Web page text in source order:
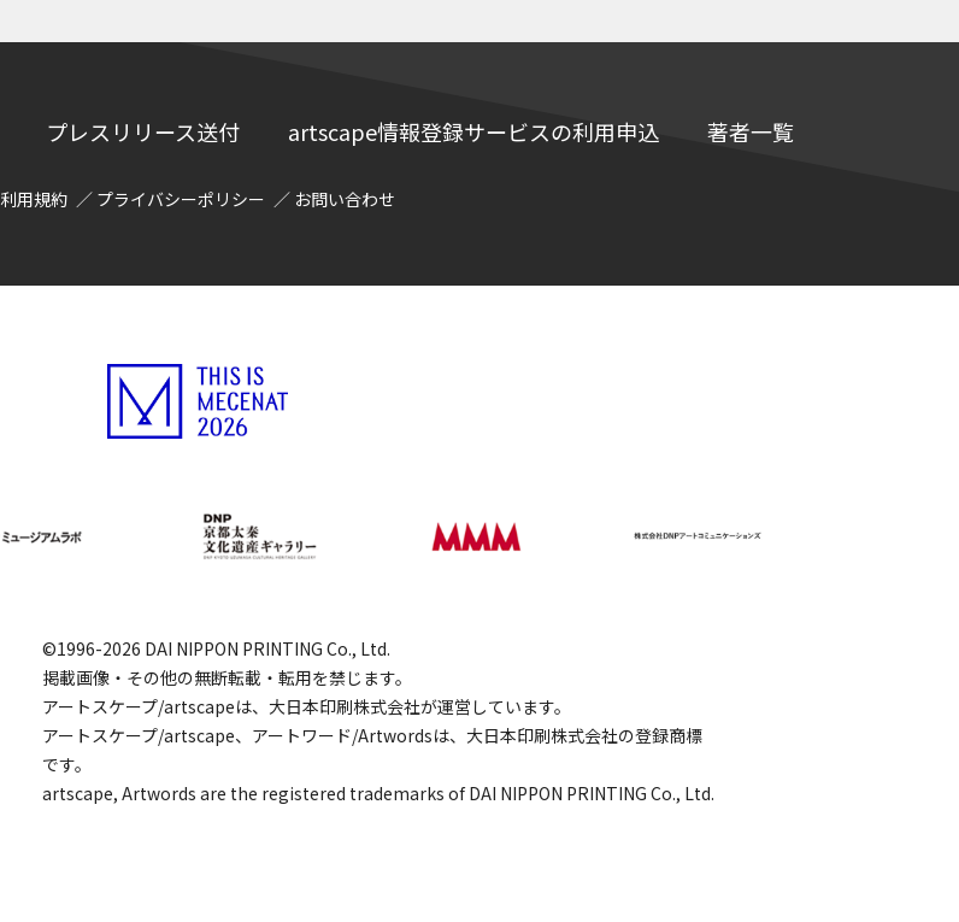
プレスリリース送付 artscape情報登録サービスの利用申込 著者一覧
利用規約 プライバシーポリシー お問い合わせ
©1996-2026 DAI NIPPON PRINTING Co., Ltd.
掲載画像・その他の無断転載・転用を禁じます。
アートスケープ/artscapeは、大日本印刷株式会社が運営しています。
アートスケープ/artscape、アートワード/Artwordsは、大日本印刷株式会社の登録商標
です。
artscape, Artwords are the registered trademarks of DAI NIPPON PRINTING Co., Ltd.